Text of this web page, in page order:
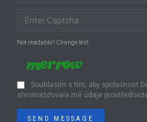
Not readable? Change text.
Souhlasím s tím, aby společnost
shromažďovala mé údaje
SEND MESSAGE